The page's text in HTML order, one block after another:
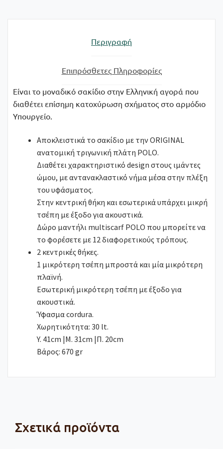
Περιγραφή
Επιπρόσθετες Πληροφορίες
Είναι τo μοναδικό σακίδιο στην Ελληνική αγορά που
διαθέτει επίσημη κατοχύρωση σχήματος στο αρμόδιο
Υπουργείο.
Αποκλειστικά το σακίδιο με την ORIGINAL
ανατομική τριγωνική πλάτη POLO.
Διαθέτει χαρακτηριστικό design στους ιμάντες
ώμου, με αντανακλαστικό νήμα μέσα στην πλέξη
του υφάσματος.
Στην κεντρική θήκη και εσωτερικά υπάρχει μικρή
τσέπη με έξοδο για ακουστικά.
Δώρο μαντήλι multiscarf POLO που μπορείτε να
το φορέσετε με 12 διαφορετικούς τρόπους.
2 κεντρικές θήκες.
1 μικρότερη τσέπη μπροστά και μία μικρότερη
πλαϊνή.
Εσωτερική μικρότερη τσέπη με έξοδο για
ακουστικά.
Ύφασμα cordura.
Χωρητικότητα: 30 lt.
Y. 41cm |Μ. 31cm |Π. 20cm
Βάρος: 670 gr
Σχετικά προϊόντα